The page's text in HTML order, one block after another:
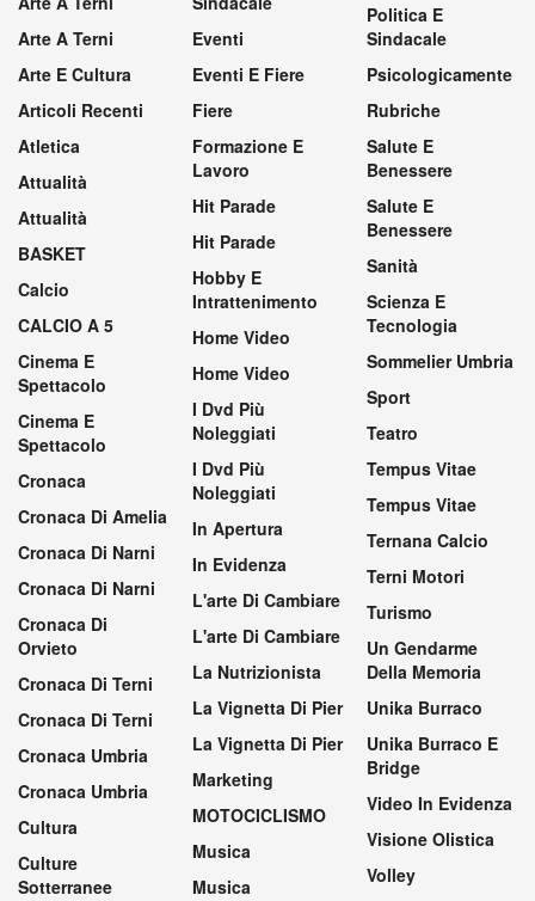
Arte A Terni
Arte E Cultura
Articoli Recenti
Atletica
Attualità
Attualità
BASKET
Calcio
CALCIO A 5
Cinema E
Spettacolo
Cinema E
Spettacolo
Cronaca
Cronaca Di Amelia
Cronaca Di Narni
Cronaca Di Narni
Cronaca Di
Orvieto
Cronaca Di Terni
Cronaca Di Terni
Cronaca Umbria
Cronaca Umbria
Cultura
Culture
Sotterranee
Eventi
Eventi E Fiere
Fiere
Formazione E
Lavoro
Hit Parade
Hit Parade
Hobby E
Intrattenimento
Home Video
Home Video
I Dvd Più
Noleggiati
I Dvd Più
Noleggiati
In Apertura
In Evidenza
L'arte Di Cambiare
L'arte Di Cambiare
La Nutrizionista
La Vignetta Di Pier
La Vignetta Di Pier
Marketing
MOTOCICLISMO
Musica
Musica
Politica E
Sindacale
Psicologicamente
Rubriche
Salute E
Benessere
Salute E
Benessere
Sanità
Scienza E
Tecnologia
Sommelier Umbria
Sport
Teatro
Tempus Vitae
Tempus Vitae
Ternana Calcio
Terni Motori
Turismo
Un Gendarme
Della Memoria
Unika Burraco
Unika Burraco E
Bridge
Video In Evidenza
Visione Olistica
Volley